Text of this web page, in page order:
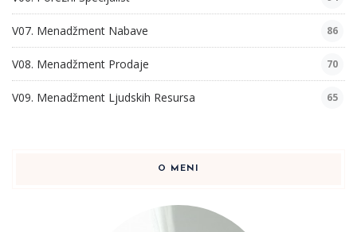
V07. Menadžment Nabave 86
V08. Menadžment Prodaje 70
V09. Menadžment Ljudskih Resursa 65
O MENI